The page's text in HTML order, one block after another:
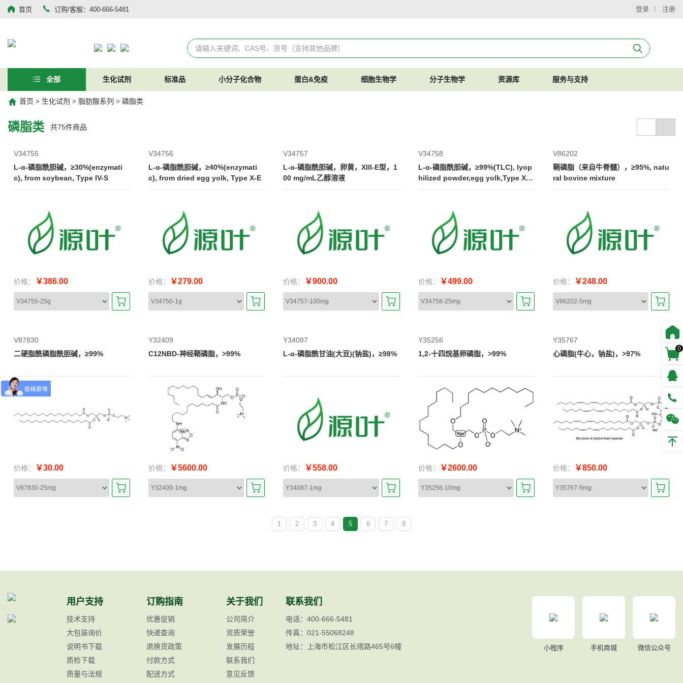
首页 订购/客服：400-666-5481 登录 注册
全部 生化试剂 标准品 小分子化合物 蛋白&免疫 细胞生物学 分子生物学 资源库 服务与支持
首页 > 生化试剂 > 脂肪酸系列 > 磷脂类
磷脂类 共75件商品
V34755
L-α-磷脂酰胆碱，≥30%(enzymati
c), from soybean, Type IV-S
价格： ￥386.00
V34756
L-α-磷脂酰胆碱，≥40%(enzymati
c), from dried egg yolk, Type X-E
价格： ￥279.00
V34757
L-α-磷脂酰胆碱，卵黄，XIII-E型，1
00 mg/mL乙醇溶液
价格： ￥900.00
V34758
L-α-磷脂酰胆碱，≥99%(TLC), lyop
hilized powder,egg yolk,Type XVI
-E
价格： ￥499.00
V86202
鞘磷脂（来自牛脊髓），≥95%, natu
ral bovine mixture
价格： ￥248.00
V87830
二硬脂酰磷脂酰胆碱，≥99%
价格： ￥30.00
Y32409
C12NBD-神经鞘磷脂，>99%
价格： ￥5600.00
Y34087
L-α-磷脂酰甘油(大豆)(钠盐)，≥98%
价格： ￥558.00
Y35256
1,2-十四烷基卵磷脂，>99%
价格： ￥2600.00
Y35767
心磷脂(牛心，钠盐)，>97%
价格： ￥850.00
1 2 3 4 5 6 7 8
用户支持
技术支持
大包装询价
说明书下载
质检下载
质量与法规
订购指南
优惠促销
快递查询
退换货政策
付款方式
配送方式
关于我们
公司简介
资质荣誉
发展历程
联系我们
意见反馈
联系我们
电话：400-666-5481
传真：021-55068248
地址：上海市松江区长塔路465号6幢
小程序 手机商城 微信公众号
0